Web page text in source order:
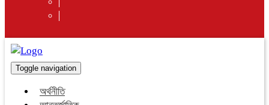
Toggle navigation
অর্থনীতি